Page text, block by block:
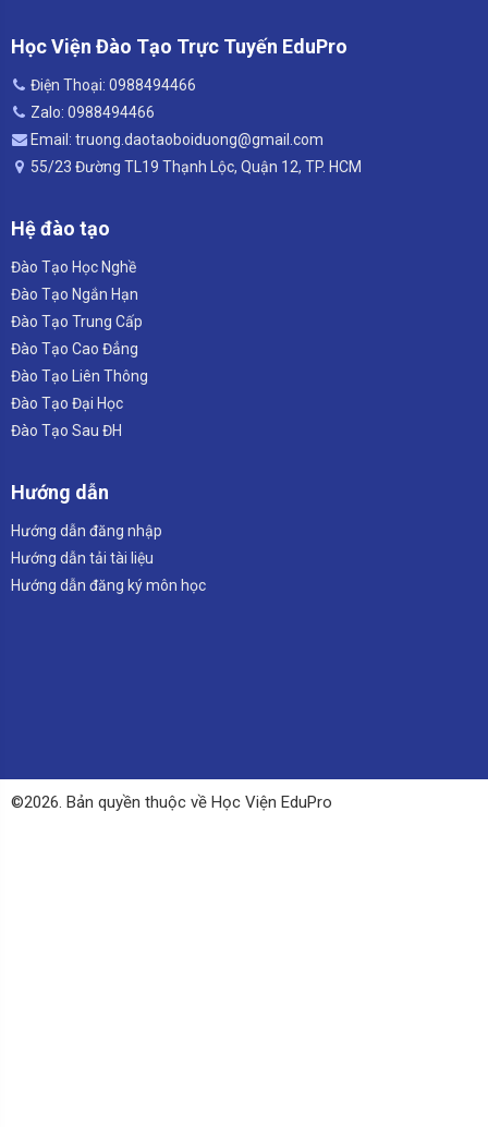
Học Viện Đào Tạo Trực Tuyến EduPro
Điện Thoại: 0988494466
Zalo: 0988494466
Email: truong.daotaoboiduong@gmail.com
55/23 Đường TL19 Thạnh Lộc, Quận 12, TP. HCM
Hệ đào tạo
Đào Tạo Học Nghề
Đào Tạo Ngắn Hạn
Đào Tạo Trung Cấp
Đào Tạo Cao Đẳng
Đào Tạo Liên Thông
Đào Tạo Đại Học
Đào Tạo Sau ĐH
Hướng dẫn
Hướng dẫn đăng nhập
Hướng dẫn tải tài liệu
Hướng dẫn đăng ký môn học
©2026. Bản quyền thuộc về Học Viện EduPro